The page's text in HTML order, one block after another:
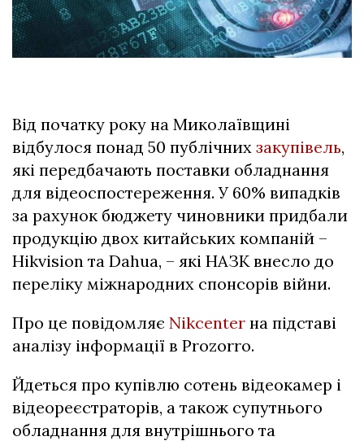
Від початку року на Миколаївщині
відбулося понад 50 публічних закупівель,
які передбачають поставки обладнання
для відеоспостереження. У 60% випадків
за рахунок бюджету чиновники придбали
продукцію двох китайських компаній –
Hikvision та Dahua, – які НАЗК внесло до
переліку міжнародних спонсорів війни.
Про це повідомляє Nikcenter на підставі
аналізу інформації в Prozorro.
Йдеться про купівлю сотень відеокамер і
відеореєстраторів, а також супутнього
обладнання для внутрішнього та